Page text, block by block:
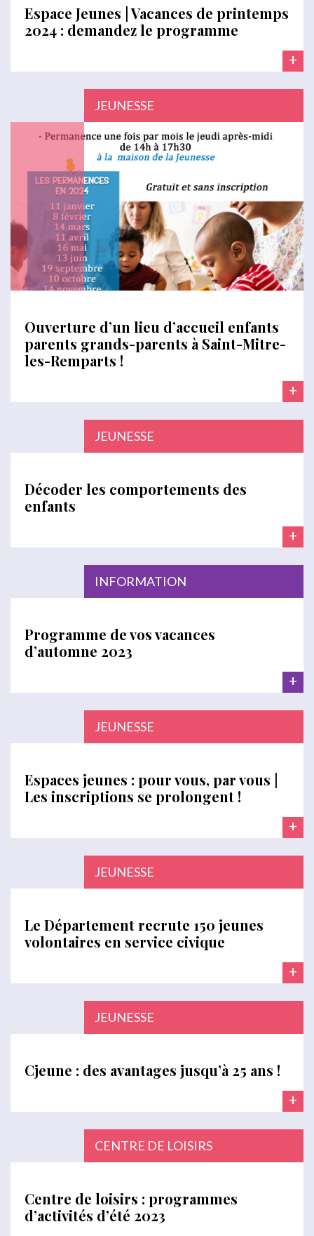
Espace Jeunes | Vacances de printemps
2024 : demandez le programme
+
JEUNESSE
Ouverture d’un lieu d’accueil enfants
parents grands-parents à Saint-Mitre-
les-Remparts !
+
JEUNESSE
Décoder les comportements des
enfants
+
INFORMATION
Programme de vos vacances
d’automne 2023
+
JEUNESSE
Espaces jeunes : pour vous, par vous |
Les inscriptions se prolongent !
+
JEUNESSE
Le Département recrute 150 jeunes
volontaires en service civique
+
JEUNESSE
Cjeune : des avantages jusqu’à 25 ans !
+
CENTRE DE LOISIRS
Centre de loisirs : programmes
d’activités d’été 2023